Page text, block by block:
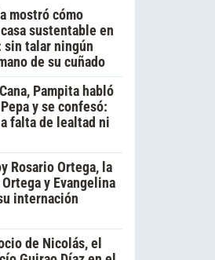
mostró cómo
sustentable en
sin talar ningún
de su cuñado
Pampita habló
y se confesó:
falta de lealtad ni
Rosario Ortega, la
y Evangelina
internación
de Nicolás, el